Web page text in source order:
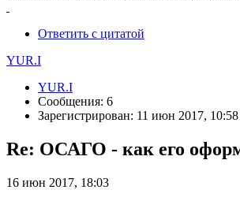
Ответить с цитатой
YUR.I
YUR.I
Сообщения: 6
Зарегистрирован: 11 июн 2017, 10:58
Re: ОСАГО - как его
16 июн 2017, 18:03